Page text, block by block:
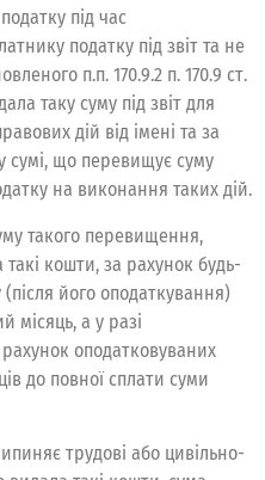
під час
податку під звіт та не
п.п. 170.9.2 п. 170.9 ст.
таку суму під звіт для
дій від імені та за
сумі, що перевищує суму
на виконання таких дій.
такого перевищення,
кошти, за рахунок будь-
його оподаткування)
місяць, а у разі
оподатковуваних
до повної сплати суми
трудові або цивільно-